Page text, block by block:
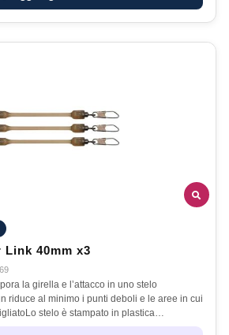
Link 40mm x3
la girella e l’attacco in uno stelo
riduce al minimo i punti deboli e le aree in cui
stelo è stampato in plastica…